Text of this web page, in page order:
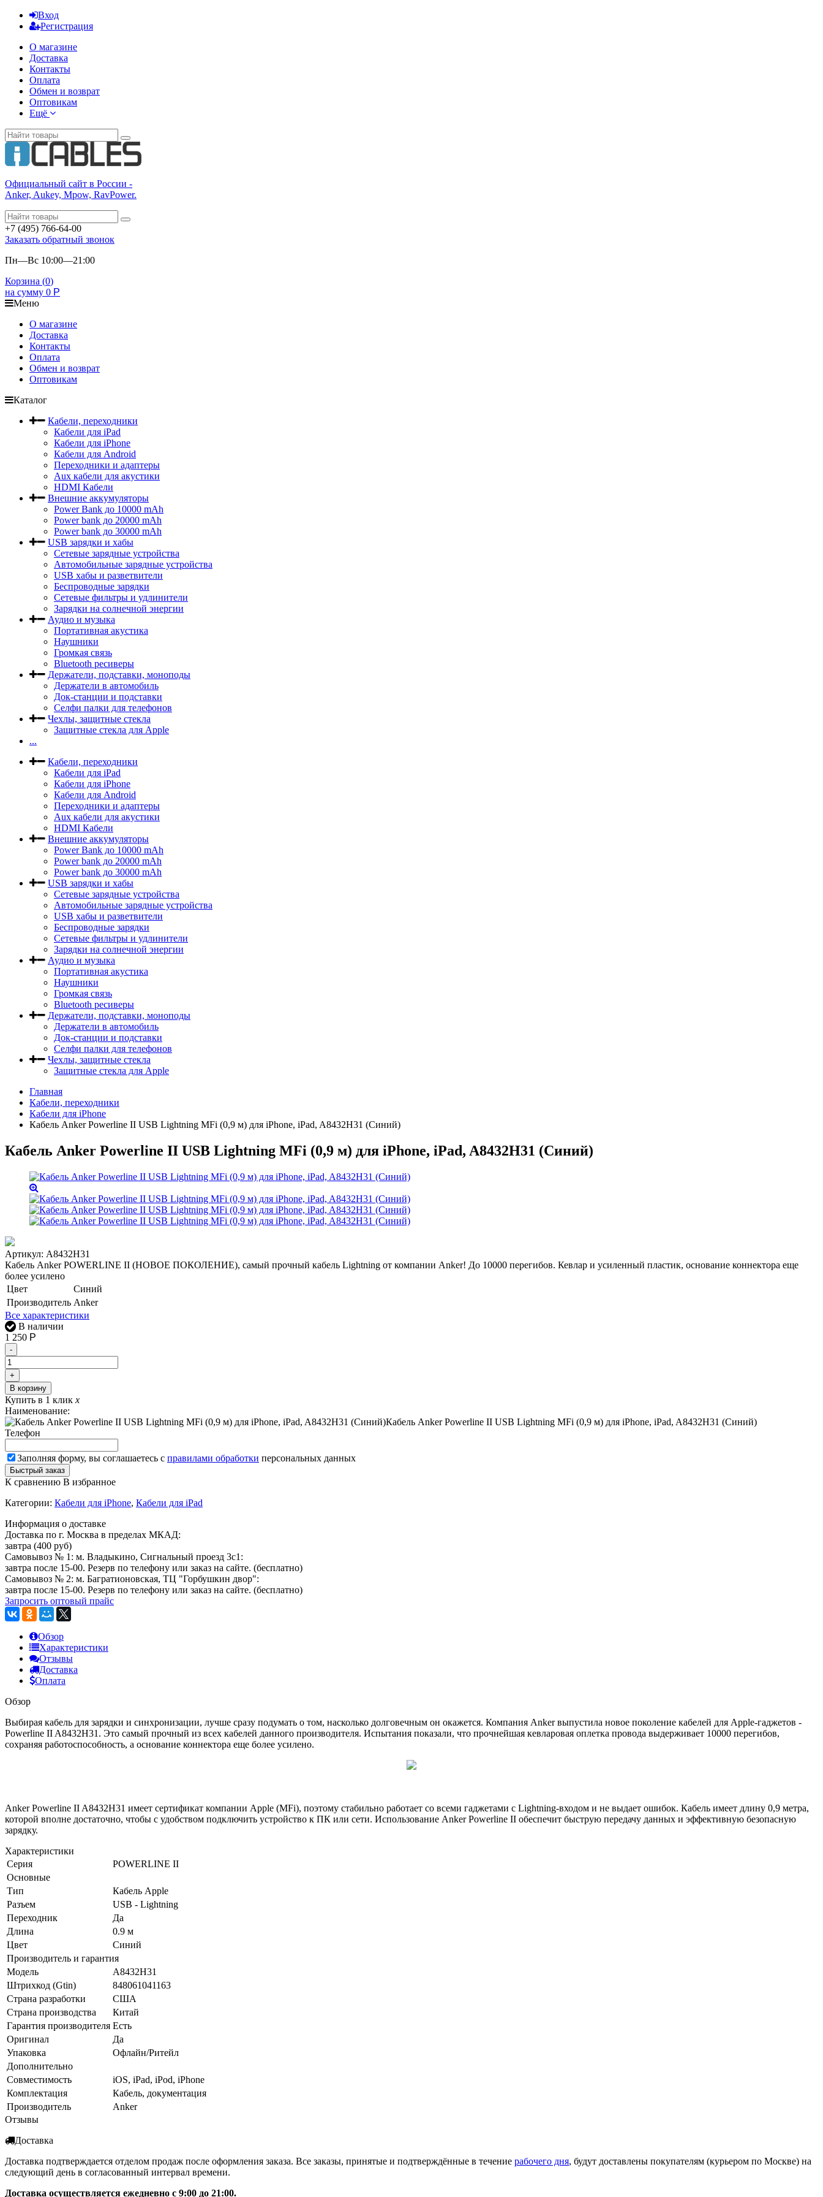
Вход
Регистрация
О магазине
Доставка
Контакты
Оплата
Обмен и возврат
Оптовикам
Ещё
Официальный сайт в России -
Anker, Aukey, Mpow, RavPower.
+7 (495) 766-64-00
Заказать обратный звонок
Пн—Вс 10:00—21:00
Корзина (0)
на сумму 0 Р
Меню
О магазине
Доставка
Контакты
Оплата
Обмен и возврат
Оптовикам
Каталог
Кабели, переходники
Кабели для iPad
Кабели для iPhone
Кабели для Android
Переходники и адаптеры
Aux кабели для акустики
HDMI Кабели
Внешние аккумуляторы
Power Bank до 10000 mAh
Power bank до 20000 mAh
Power bank до 30000 mAh
USB зарядки и хабы
Сетевые зарядные устройства
Автомобильные зарядные устройства
USB хабы и разветвители
Беспроводные зарядки
Сетевые фильтры и удлинители
Зарядки на солнечной энергии
Аудио и музыка
Портативная акустика
Наушники
Громкая связь
Bluetooth ресиверы
Держатели, подставки, моноподы
Держатели в автомобиль
Док-станции и подставки
Селфи палки для телефонов
Чехлы, защитные стекла
Защитные стекла для Apple
...
Кабели, переходники
Кабели для iPad
Кабели для iPhone
Кабели для Android
Переходники и адаптеры
Aux кабели для акустики
HDMI Кабели
Внешние аккумуляторы
Power Bank до 10000 mAh
Power bank до 20000 mAh
Power bank до 30000 mAh
USB зарядки и хабы
Сетевые зарядные устройства
Автомобильные зарядные устройства
USB хабы и разветвители
Беспроводные зарядки
Сетевые фильтры и удлинители
Зарядки на солнечной энергии
Аудио и музыка
Портативная акустика
Наушники
Громкая связь
Bluetooth ресиверы
Держатели, подставки, моноподы
Держатели в автомобиль
Док-станции и подставки
Селфи палки для телефонов
Чехлы, защитные стекла
Защитные стекла для Apple
Главная
Кабели, переходники
Кабели для iPhone
Кабель Anker Powerline II USB Lightning MFi (0,9 м) для iPhone, iPad, A8432H31 (Синий)
Кабель Anker Powerline II USB Lightning MFi (0,9 м) для iPhone, iPad, A8432H31 (Синий)
Артикул: A8432H31
Кабель Anker POWERLINE II (НОВОЕ ПОКОЛЕНИЕ), самый прочный кабель Lightning от компании Anker! До 10000 перегибов. Кевлар и усиленный пластик, основание коннектора еще
более усилено
Цвет
Cиний
Производитель Anker
Все характеристики
В наличии
1 250 Р
-
+
В корзину
Купить в 1 клик x
Наименование:
Кабель Anker Powerline II USB Lightning MFi (0,9 м) для iPhone, iPad, A8432H31 (Синий)
Телефон
Заполняя форму, вы соглашаетесь с правилами обработки персональных данных
К сравнению В избранное
Категории: Кабели для iPhone, Кабели для iPad
Информация о доставке
Доставка по г. Москва в пределах МКАД:
завтра (400 руб)
Самовывоз № 1: м. Владыкино, Сигнальный проезд 3с1:
завтра после 15-00. Резерв по телефону или заказ на сайте. (бесплатно)
Самовывоз № 2: м. Багратионовская, ТЦ "Горбушкин двор":
завтра после 15-00. Резерв по телефону или заказ на сайте. (бесплатно)
Запросить оптовый прайс
Обзор
Характеристики
Отзывы
Доставка
Оплата
Обзор
Выбирая кабель для зарядки и синхронизации, лучше сразу подумать о том, насколько долговечным он окажется. Компания Anker выпустила новое поколение кабелей для Apple-гаджетов -
Powerline II A8432H31. Это самый прочный из всех кабелей данного производителя. Испытания показали, что прочнейшая кевларовая оплетка провода выдерживает 10000 перегибов,
сохраняя работоспособность, а основание коннектора еще более усилено.
Anker Powerline II A8432H31 имеет сертификат компании Apple (MFi), поэтому стабильно работает со всеми гаджетами с Lightning-входом и не выдает ошибок. Кабель имеет длину 0,9 метра,
которой вполне достаточно, чтобы с удобством подключить устройство к ПК или сети. Использование Anker Powerline II обеспечит быструю передачу данных и эффективную безопасную
зарядку.
Характеристики
Серия
POWERLINE II
Основные
Тип
Кабель Apple
Разъем
USB - Lightning
Переходник
Да
Длина
0.9 м
Цвет
Cиний
Производитель и гарантия
Модель
A8432H31
Штрихкод (Gtin)
848061041163
Страна разработки
США
Страна производства
Китай
Гарантия производителя Есть
Оригинал
Да
Упаковка
Офлайн/Ритейл
Дополнительно
Совместимость
iOS, iPad, iPod, iPhone
Комплектация
Кабель, документация
Производитель
Anker
Отзывы
Доставка
Доставка подтверждается отделом продаж после оформления заказа. Все заказы, принятые и подтверждённые в течение рабочего дня, будут доставлены покупателям (курьером по Москве) на
следующий день в согласованный интервал времени.
Доставка осуществляется ежедневно с 9:00 до 21:00.